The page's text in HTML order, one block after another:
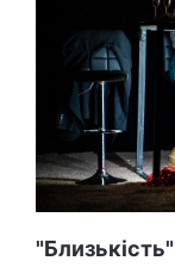
"Близькість"